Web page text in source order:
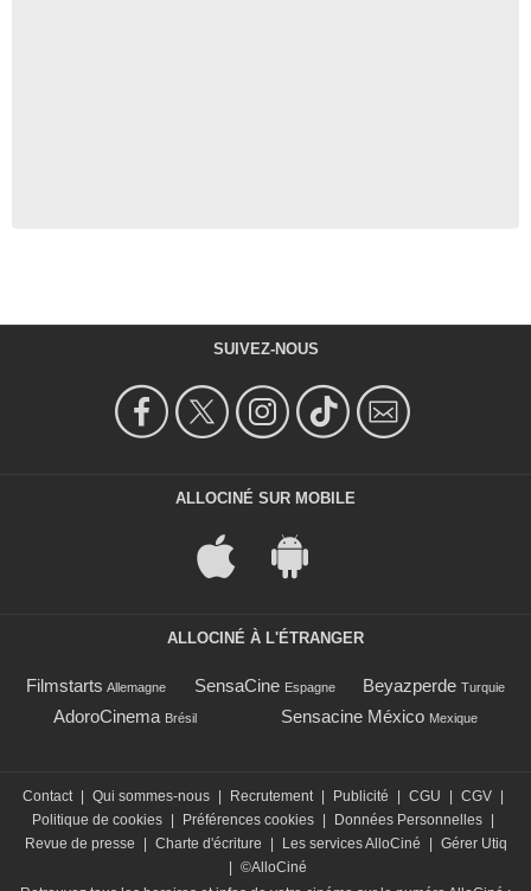
SUIVEZ-NOUS
ALLOCINÉ SUR MOBILE
ALLOCINÉ À L'ÉTRANGER
Filmstarts Allemagne SensaCine Espagne Beyazperde Turquie
AdoroCinema Brésil Sensacine México Mexique
Contact | Qui sommes-nous | Recrutement | Publicité | CGU | CGV |
Politique de cookies | Préférences cookies | Données Personnelles |
Revue de presse
| Charte d'écriture | Les services AlloCiné | Gérer Utiq
| ©AlloCiné